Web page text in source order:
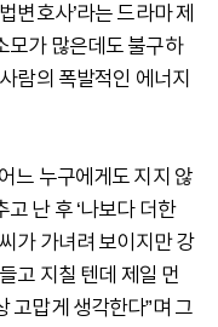
변호사’라는 드라마 제
모가 많은데도 불구하
람의 폭발적인 에너지
느 누구에게도 지지 않
난 후 ‘나보다 더한
가 가녀려 보이지만 강
고 지칠 텐데 제일 먼
고맙게 생각한다”며 그